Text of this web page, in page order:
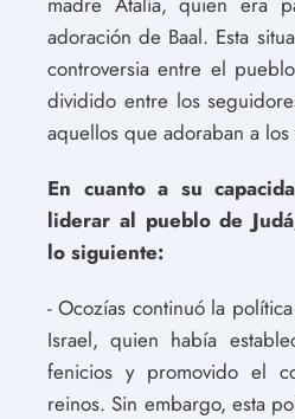
adoración de Baal. Esta
controversia entre el
dividido entre los
aquellos que adoraban a
En cuanto a su
liderar al pueblo de
lo siguiente:
- Ocozías continuó la
Israel, quien había
fenicios y promovido el
reinos. Sin embargo, esta